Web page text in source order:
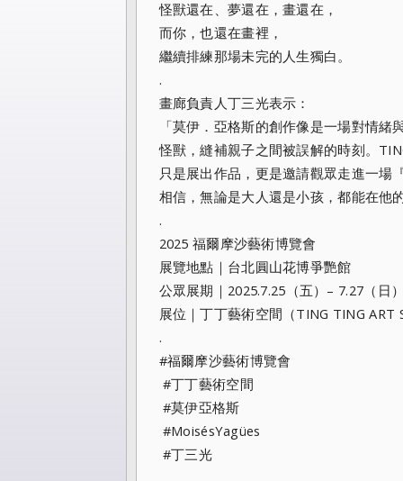
怪獸還在、夢還在，畫還在，
而你，也還在畫裡，
繼續排練那場未完的人生獨白。
.
畫廊負責人丁三光表示：
「莫伊．亞格斯的創作像是一場對情
怪獸，縫補親子之間被誤解的時刻。
只是展出作品，更是邀請觀眾走進一場
相信，無論是大人還是小孩，都能在他
.
2025 福爾摩沙藝術博覽會
展覽地點｜台北圓山花博爭艷館
公眾展期｜2025.7.25（五）– 7.27（日
展位｜丁丁藝術空間（TING TING ART
.
#福爾摩沙藝術博覽會
#丁丁藝術空間
#莫伊亞格斯
#MoisésYagües
#丁三光